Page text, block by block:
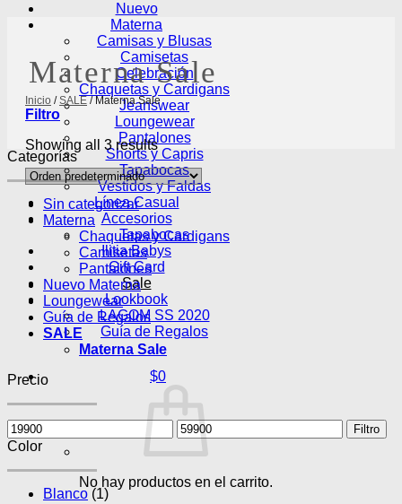
Nuevo
Materna
Camisas y Blusas
Camisetas
Celebración
Chaquetas y Cardigans
Jeanswear
Loungewear
Pantalones
Shorts y Capris
Tapabocas
Vestidos y Faldas
Línea Casual
Accesorios
Tapabocas
Ilitia Babys
Gift Card
Sale
Lookbook
LAGOM SS 2020
Guía de Regalos
$0
No hay productos en el carrito.
Materna Sale
Inicio / SALE /Materna Sale
Filtro
Showing all 3 results
Categorías
Sin categorizar
Materna
Chaquetas y Cardigans
Camisetas
Pantalones
Nuevo Materna
Loungewear
Guía de Regalos
SALE
Materna Sale
Precio
Precio
mínimo
Precio
máximo
Filtro
Color
Blanco (1)